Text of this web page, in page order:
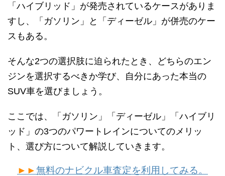
「ハイブリッド」が発売されているケースがありま
すし、「ガソリン」と「ディーゼル」が併売のケー
スもある。
そんな2つの選択肢に迫られたとき、どちらのエン
ジンを選択するべきか学び、自分にあった本当の
SUV車を選びましょう。
ここでは、「ガソリン」「ディーゼル」「ハイブリ
ッド」の3つのパワートレインについてのメリッ
ト、選び方について解説していきます。
►►無料のナビクル車査定を利用してみる。